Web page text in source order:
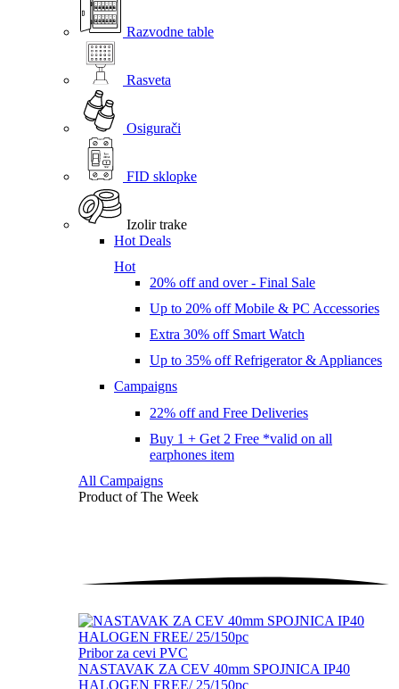
Razvodne table
Rasveta
Osigurači
FID sklopke
Izolir trake
Hot Deals
Hot
20% off and over - Final Sale
Up to 20% off Mobile & PC Accessories
Extra 30% off Smart Watch
Up to 35% off Refrigerator & Appliances
Campaigns
22% off and Free Deliveries
Buy 1 + Get 2 Free *valid on all
earphones item
All Campaigns
Product of The Week
Pribor za cevi PVC
NASTAVAK ZA CEV 40mm SPOJNICA IP40
HALOGEN FREE/ 25/150pc